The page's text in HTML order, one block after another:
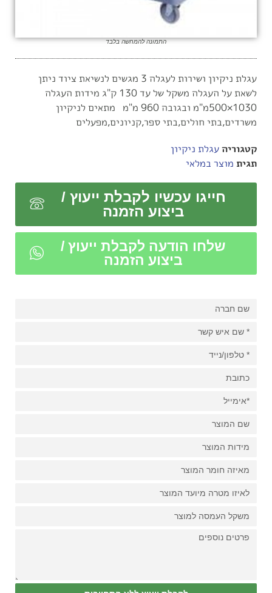
התמונה להמחשה בלבד
עגלת ניקיון ושירות לעגלה 3 מגשים לנשיאת ציוד ניתן
לשאת על העגלה משקל של עד 130 ק"ג מידות העגלה
1030×500מ"מ ובגובה 960 מ"מ מתאים לניקיון
משרדים,בתי חולים,בתי ספר,קניונים,מפעלים
קטגוריהעגלת ניקיון
תגית מוצר במלאי
חייגו עכשיו לקבלת ייעוץ /
ביצוע הזמנה
שלחו הודעה לקבלת ייעוץ /
ביצוע הזמנה